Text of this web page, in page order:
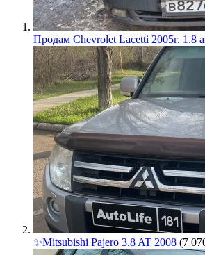
Продам Chevrolet Lacetti 2005г. 1.8
✨Mitsubishi Pajero 3.8 AT 2008 (7